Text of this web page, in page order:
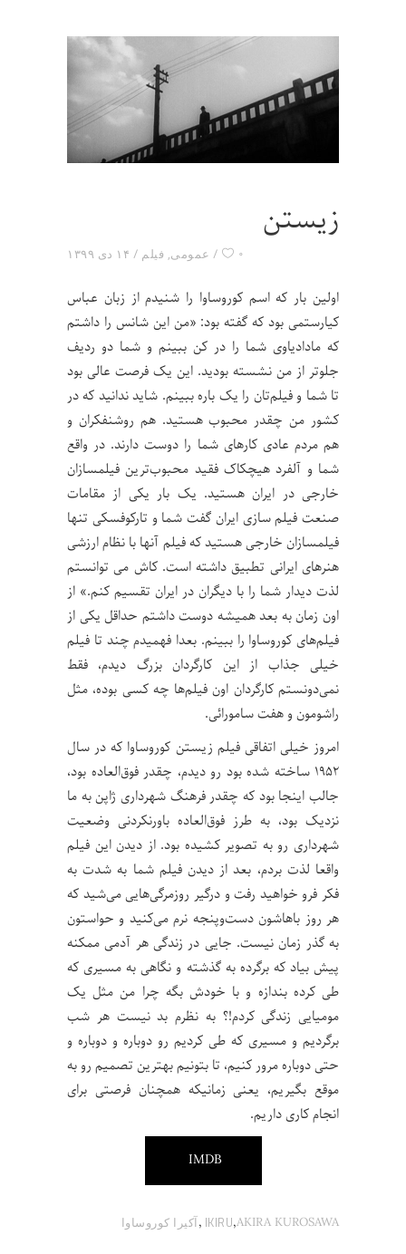
زیستن
۱۴ دی ۱۳۹۹ عمومی, فیلم ۰
اولین بار که اسم کوروساوا را شنیدم از زبان عباس‌
کیارستمی بود که گفته بود: «من این شانس را داشتم
که مادادیاوی شما را در کن ببینم و شما دو ردیف
جلوتر از من نشسته بودید. این یک فرصت عالی بود
تا شما و فیلم‌تان را یک باره ببینم. شاید ندانید که در
کشور من چقدر محبوب هستید. هم روشنفکران و
هم مردم عادی کارهای شما را دوست دارند. در واقع
شما و آلفرد هیچکاک فقید محبوب‌ترین فیلمسازان
خارجی در ایران هستید. یک بار یکی از مقامات
صنعت فیلم سازی ایران گفت شما و تارکوفسکی تنها
فیلمسازان خارجی هستید که فیلم آنها با نظام ارزشی
هنرهای ایرانی تطبیق داشته است. کاش می توانستم
لذت دیدار شما را با دیگران در ایران تقسیم کنم.» از
اون زمان به بعد همیشه دوست داشتم حداقل یکی از
فیلم‌های کوروساوا را ببینم. بعدا فهمیدم چند تا فیلم
خیلی جذاب از این کارگردان بزرگ دیدم، فقط
نمی‌دونستم کارگردان اون فیلم‌ها چه کسی بوده، مثل
راشومون و هفت سامورائی.
امروز خیلی اتفاقی فیلم زیستن کوروساوا که در سال
۱۹۵۲ ساخته شده بود رو دیدم، چقدر فوق‌العاده بود،
جالب اینجا بود که چقدر فرهنگ شهرداری ژاپن به ما
نزدیک بود، به طرز فوق‌العاده باورنکردنی وضعیت
شهرداری رو به تصویر کشیده بود. از دیدن این فیلم
واقعا لذت بردم، بعد از دیدن فیلم شما به شدت به
فکر فرو خواهید رفت و درگیر روزمرگی‌هایی می‌شید که
هر روز باهاشون دست‌و‌پنجه نرم می‌کنید و حواستون
به گذر زمان نیست. جایی در زندگی هر آدمی ممکنه
پیش بیاد که برگرده به گذشته و نگاهی به مسیری که
طی کرده بندازه و با خودش بگه چرا من مثل یک
مومیایی زندگی کردم!؟ به نظرم بد نیست هر شب
برگردیم و مسیری که طی کردیم رو دوباره و دوباره و
حتی دوباره مرور کنیم، تا بتونیم بهترین تصمیم رو به
موقع بگیریم، یعنی زمانیکه همچنان فرصتی برای
انجام کاری داریم.
IMDB
AKIRA KUROSAWA
,
IKIRU
,آکیرا کوروساوا